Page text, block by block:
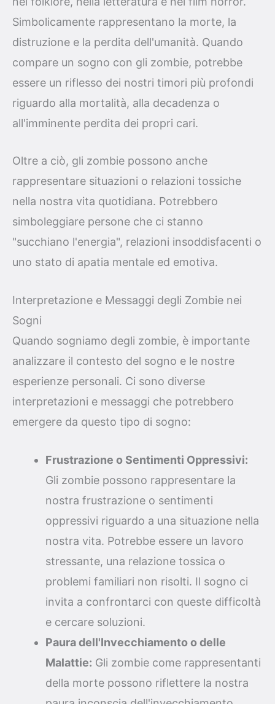
Simbolicamente rappresentano la morte, la
distruzione e la perdita dell'umanità. Quando
compare un sogno con gli zombie, potrebbe
essere un riflesso dei nostri timori più profondi
riguardo alla mortalità, alla decadenza o
all'imminente perdita dei propri cari.
Oltre a ciò, gli zombie possono anche
rappresentare situazioni o relazioni tossiche
nella nostra vita quotidiana. Potrebbero
simboleggiare persone che ci stanno
"succhiano l'energia", relazioni insoddisfacenti o
uno stato di apatia mentale ed emotiva.
Interpretazione e Messaggi degli Zombie nei
Sogni
Quando sogniamo degli zombie, è importante
analizzare il contesto del sogno e le nostre
esperienze personali. Ci sono diverse
interpretazioni e messaggi che potrebbero
emergere da questo tipo di sogno:
Frustrazione o Sentimenti Oppressivi:
Gli zombie possono rappresentare la
nostra frustrazione o sentimenti
oppressivi riguardo a una situazione nella
nostra vita. Potrebbe essere un lavoro
stressante, una relazione tossica o
problemi familiari non risolti. Il sogno ci
invita a confrontarci con queste difficoltà
e cercare soluzioni.
Paura dell'Invecchiamento o delle
Malattie: Gli zombie come rappresentanti
della morte possono riflettere la nostra